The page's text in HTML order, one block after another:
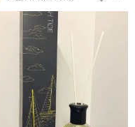
没想到我这么喜欢这两个耳
！分别是$15/$20。 戴的还挺
的，我出去走了几圈都还在，
来挺担心会突然掉了不知道的
。我也没有任何金色的首饰，
两个挺好的～ 这条JC手链是我
近买的三条当中最喜欢的，
，其他两条有点太flashy了，
太适合daily戴，而且还好大…